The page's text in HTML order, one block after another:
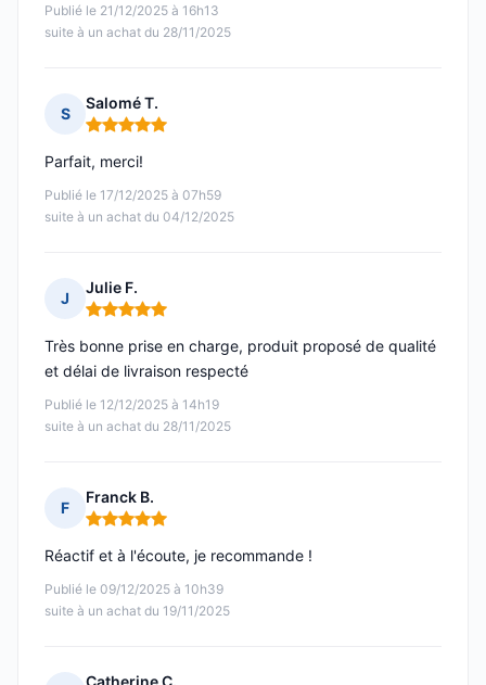
Publié le 21/12/2025 à 16h13
suite à un achat du 28/11/2025
S
Salomé T.
Note : 5 sur 5
Publié le 17/12/2025 à 07h59
suite à un achat du 04/12/2025
Parfait, merci!
J
Julie F.
Note : 5 sur 5
Publié le 12/12/2025 à 14h19
suite à un achat du 28/11/2025
Très bonne prise en charge, produit proposé de qualité
et délai de livraison respecté
F
Franck B.
Note : 5 sur 5
Publié le 09/12/2025 à 10h39
suite à un achat du 19/11/2025
Réactif et à l'écoute, je recommande !